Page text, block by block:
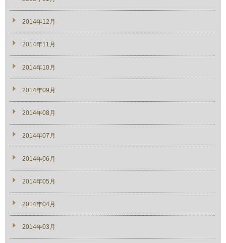
2014年12月
2014年11月
2014年10月
2014年09月
2014年08月
2014年07月
2014年06月
2014年05月
2014年04月
2014年03月